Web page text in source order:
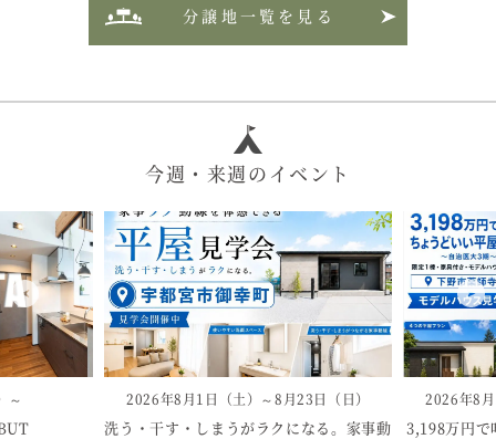
分譲地一覧を見る
今週・来週のイベント
～ 2026年8月1日（土）～8月23日（日）
洗う・干す・しまうがラクになる。家事動
2026年8
3,198万円で